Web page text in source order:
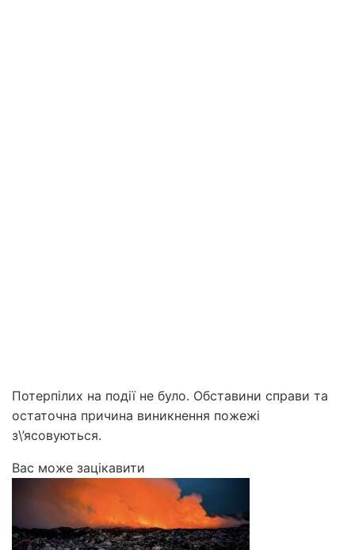
Потерпілих на події не було. Обставини справи та
остаточна причина виникнення пожежі
з\’ясовуються.
Вас може зацікавити